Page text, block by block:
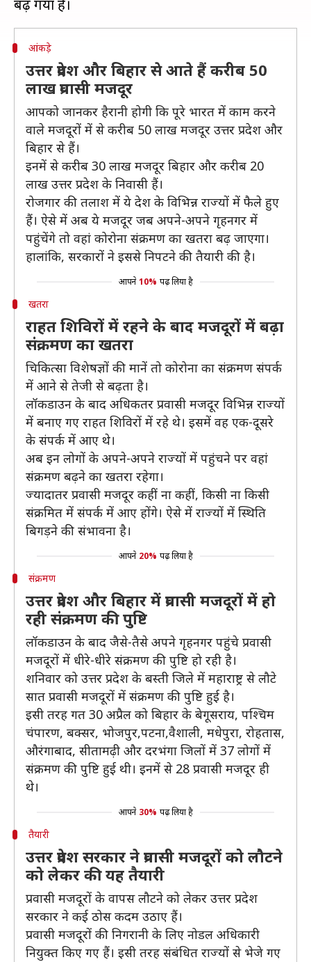
आंकड़े
उत्तर प्रदेश और बिहार से आते हैं करीब 50
लाख प्रवासी मजदूर
आपको जानकर हैरानी होगी कि पूरे भारत में काम करने
वाले मजदूरों में से करीब 50 लाख मजदूर उत्तर प्रदेश और
बिहार से हैं।
इनमें से करीब 30 लाख मजदूर बिहार और करीब 20
लाख उत्तर प्रदेश के निवासी हैं।
रोजगार की तलाश में ये देश के विभिन्न राज्यों में फैले हुए
हैं। ऐसे में अब ये मजदूर जब अपने-अपने गृहनगर में
पहुंचेंगे तो वहां कोरोना संक्रमण का खतरा बढ़ जाएगा।
हालांकि, सरकारों ने इससे निपटने की तैयारी की है।
आपने 10% पढ़ लिया है
खतरा
राहत शिविरों में रहने के बाद मजदूरों में बढ़ा
संक्रमण का खतरा
चिकित्सा विशेषज्ञों की मानें तो कोरोना का संक्रमण संपर्क
में आने से तेजी से बढ़ता है।
लॉकडाउन के बाद अधिकतर प्रवासी मजदूर विभिन्न राज्यों
में बनाए गए राहत शिविरों में रहे थे। इसमें वह एक-दूसरे
के संपर्क में आए थे।
अब इन लोगों के अपने-अपने राज्यों में पहुंचने पर वहां
संक्रमण बढ़ने का खतरा रहेगा।
ज्यादातर प्रवासी मजदूर कहीं ना कहीं, किसी ना किसी
संक्रमित में संपर्क में आए होंगे। ऐसे में राज्यों में स्थिति
बिगड़ने की संभावना है।
आपने 20% पढ़ लिया है
संक्रमण
उत्तर प्रदेश और बिहार में प्रवासी मजदूरों में हो
रही संक्रमण की पुष्टि
लॉकडाउन के बाद जैसे-तैसे अपने गृहनगर पहुंचे प्रवासी
मजदूरों में धीरे-धीरे संक्रमण की पुष्टि हो रही है।
शनिवार को उत्तर प्रदेश के बस्ती जिले में महाराष्ट्र से लौटे
सात प्रवासी मजदूरों में संक्रमण की पुष्टि हुई है।
इसी तरह गत 30 अप्रैल को बिहार के बेगूसराय, पश्चिम
चंपारण, बक्सर, भोजपुर,पटना,वैशाली, मधेपुरा, रोहतास,
औरंगाबाद, सीतामढ़ी और दरभंगा जिलों में 37 लोगों में
संक्रमण की पुष्टि हुई थी। इनमें से 28 प्रवासी मजदूर ही
थे।
आपने 30% पढ़ लिया है
तैयारी
उत्तर प्रदेश सरकार ने प्रवासी मजदूरों को लौटने
को लेकर की यह तैयारी
प्रवासी मजदूरों के वापस लौटने को लेकर उत्तर प्रदेश
सरकार ने कई ठोस कदम उठाए हैं।
प्रवासी मजदूरों की निगरानी के लिए नोडल अधिकारी
नियुक्त किए गए हैं। इसी तरह संबंधित राज्यों से भेजे गए